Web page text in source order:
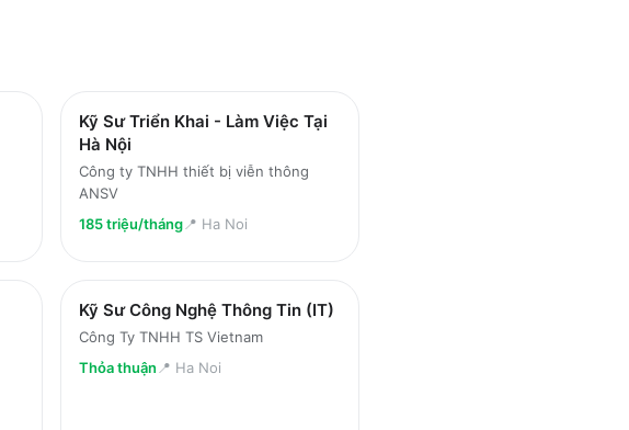
Kỹ Sư Triển Khai - Làm Việc Tại
Hà Nội
Công ty TNHH thiết bị viễn thông
ANSV
185 triệu/tháng📍 Ha Noi
Kỹ Sư Công Nghệ Thông Tin (IT)
Công Ty TNHH TS Vietnam
Thỏa thuận 📍 Ha Noi